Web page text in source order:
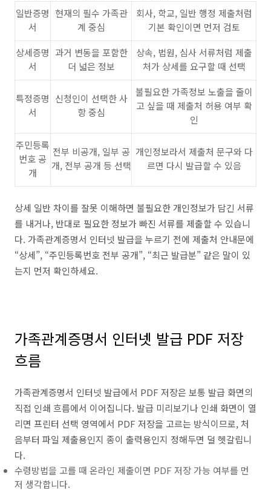
일반증명
서
현재의 필수 가족관
계 중심
회사, 학교, 일반 행정 제출처럼
기본 확인이면 먼저 검토
상세증명
서
과거 변동을 포함한
더 넓은 정보
상속, 법원, 심사 서류처럼 제출
처가 상세를 요구할 때 선택
특정증명
서
신청인이 선택한 사
항 중심
불필요한 가족정보 노출을 줄이
고 싶을 때 제출처 허용 여부 확
인
주민등록
번호 공
개
전부 비공개, 일부 공
개, 전부 공개 등 선택
개인정보라서 제출처 문구와 다
르면 다시 발급할 수 있음
상세 일반 차이를 잘못 이해하면 불필요한 개인정보가 담긴 서류
를 내거나, 반대로 필요한 정보가 빠진 서류를 제출할 수 있습니
다. 가족관계증명서 인터넷 발급을 누르기 전에 제출처 안내문에
“상세”, “주민등록번호 전부 공개”, “최근 발급분” 같은 말이 있
는지 먼저 확인하세요.
가족관계증명서 인터넷 발급 PDF 저장
흐름
가족관계증명서 인터넷 발급에서 PDF 저장은 보통 발급 화면의
직접 인쇄 흐름에서 이어집니다. 발급 미리보기나 인쇄 화면이 열
리면 프린터 선택 영역에서 PDF 저장을 고르는 방식이므로, 처
음부터 파일 제출용인지 종이 출력용인지 정해두면 덜 헷갈립니
다.
수령방법을 고를 때 온라인 제출이면 PDF 저장 가능 여부를 먼
저 생각합니다.